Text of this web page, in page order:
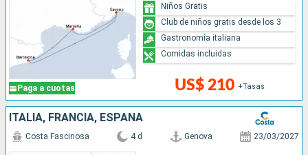
Paga a cuotas US$ 210 +Tasas
Niños Gratis
Club de niños gratis desde los 3
Gastronomía italiana
Comidas incluidas
ITALIA, FRANCIA, ESPAÑA
Costa Fascinosa 4 d Genova 23/03/2027